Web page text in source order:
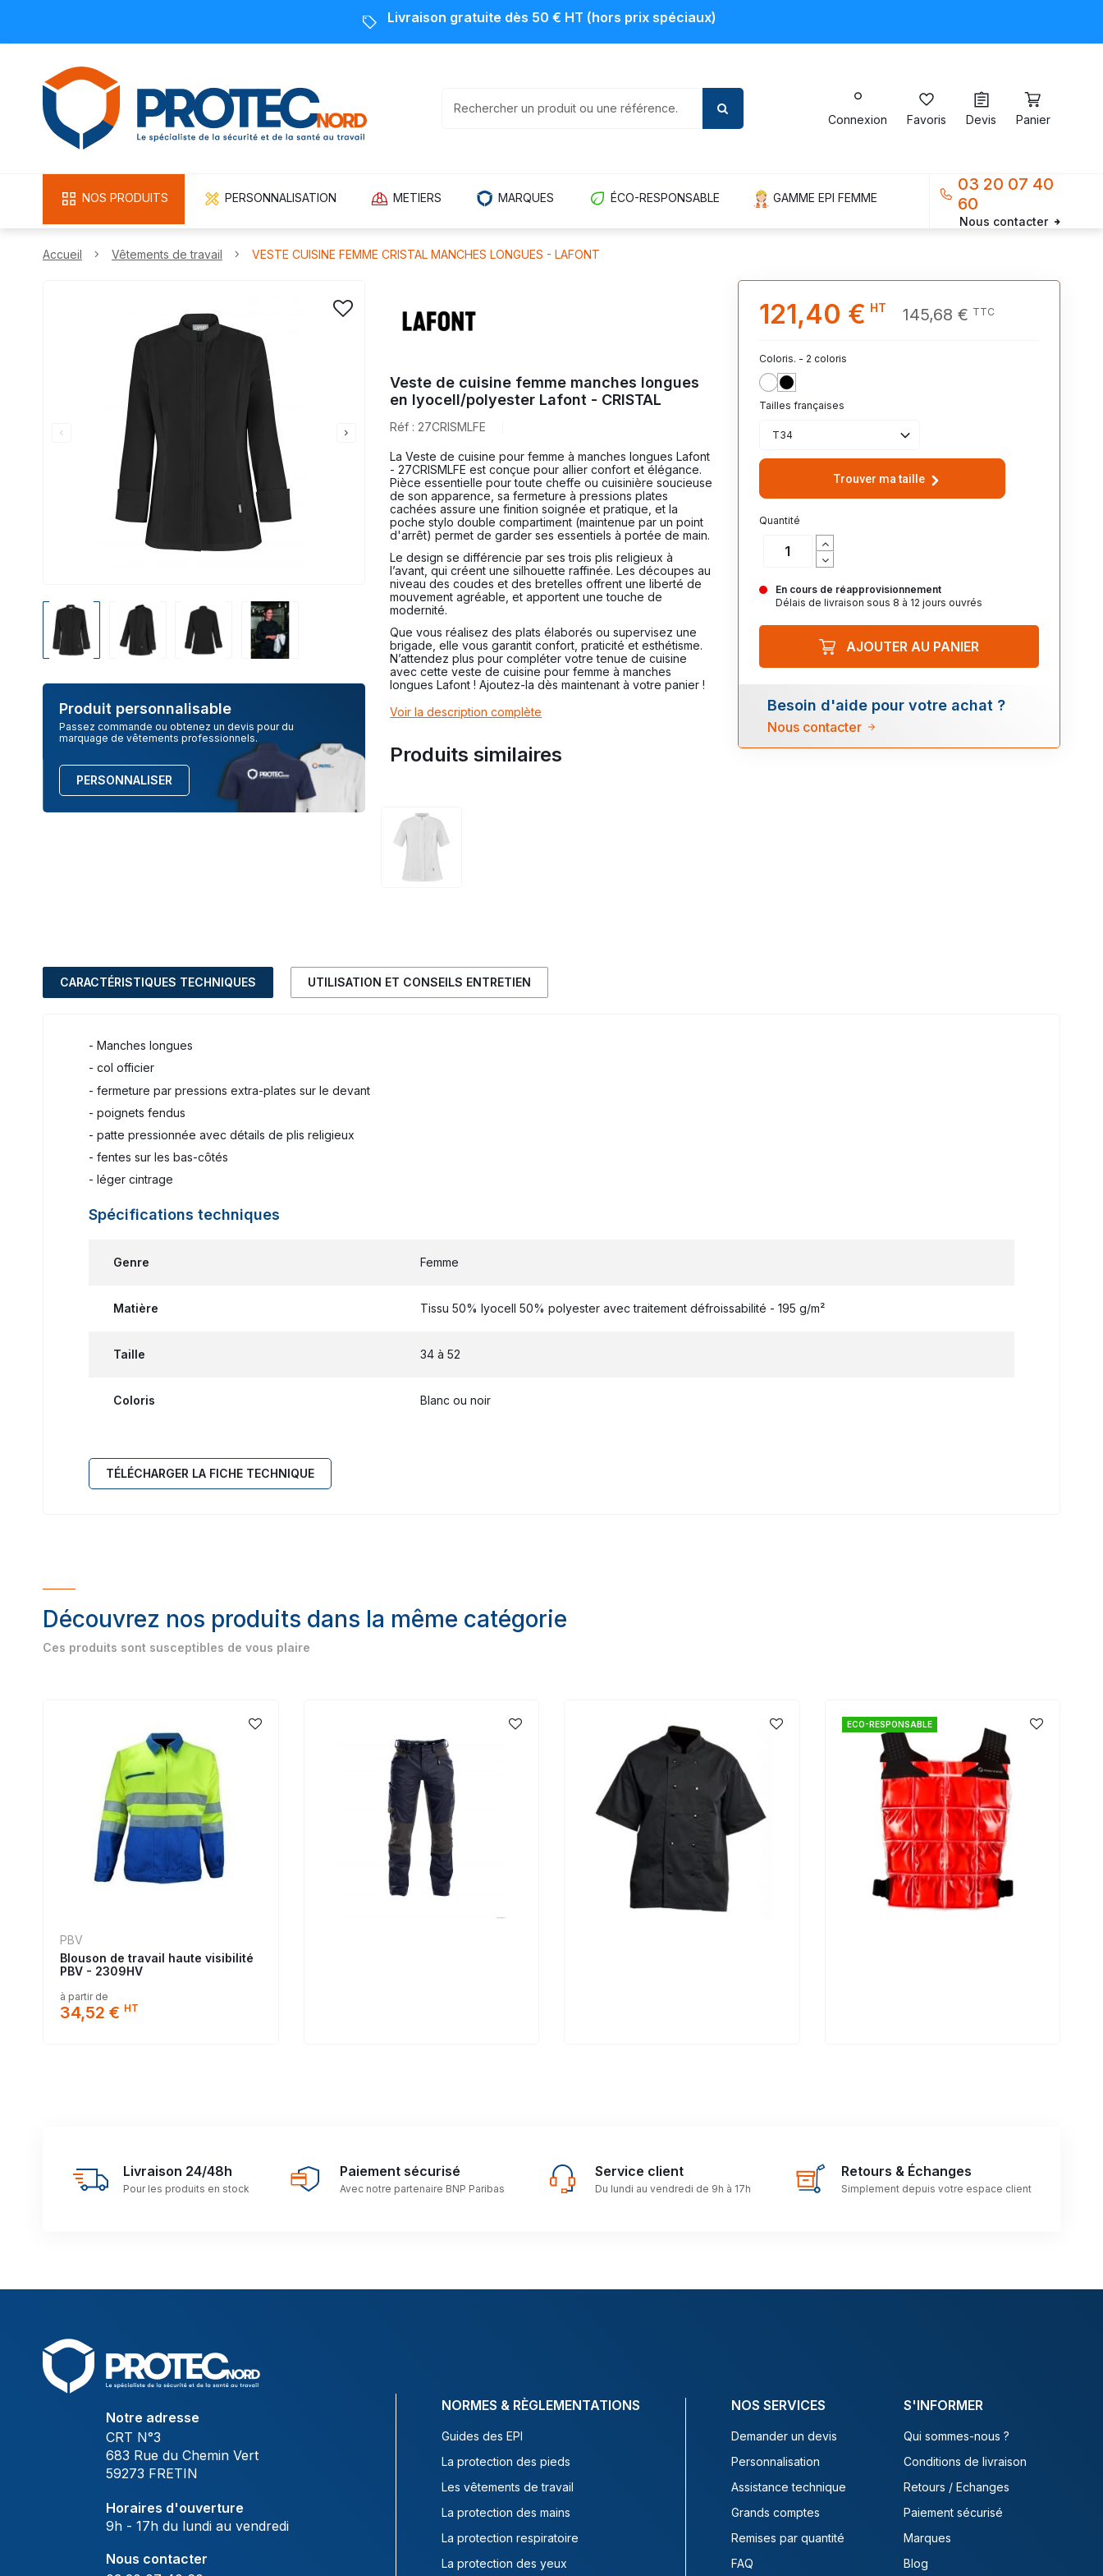
Livraison gratuite dès 50 € HT (hors prix spéciaux)
Connexion Favoris Devis Panier
NOS PRODUITS PERSONNALISATION METIERS MARQUES ÉCO-RESPONSABLE GAMME EPI FEMME
03 20 07 40
60
Nous contacter
Accueil Vêtements de travail VESTE CUISINE FEMME CRISTAL MANCHES LONGUES - LAFONT
Produit personnalisable
Passez commande ou obtenez un devis pour du
marquage de vêtements professionnels.
PERSONNALISER
Veste de cuisine femme manches longues
en lyocell/polyester Lafont - CRISTAL
Réf : 27CRISMLFE
La Veste de cuisine pour femme à manches longues Lafont
- 27CRISMLFE est conçue pour allier confort et élégance.
Pièce essentielle pour toute cheffe ou cuisinière soucieuse
de son apparence, sa fermeture à pressions plates
cachées assure une finition soignée et pratique, et la
poche stylo double compartiment (maintenue par un point
d'arrêt) permet de garder ses essentiels à portée de main.
Le design se différencie par ses trois plis religieux à
l’avant, qui créent une silhouette raffinée. Les découpes au
niveau des coudes et des bretelles offrent une liberté de
mouvement agréable, et apportent une touche de
modernité.
Que vous réalisez des plats élaborés ou supervisez une
brigade, elle vous garantit confort, praticité et esthétisme.
N’attendez plus pour compléter votre tenue de cuisine
avec cette veste de cuisine pour femme à manches
longues Lafont ! Ajoutez-la dès maintenant à votre panier !
Voir la description complète
Produits similaires
121,40 € HT 145,68 € TTC
Coloris. - 2 coloris
BLANCNOIR
Tailles françaises
T34
Trouver ma taille
Quantité
En cours de réapprovisionnement
Délais de livraison sous 8 à 12 jours ouvrés
AJOUTER AU PANIER
Besoin d'aide pour votre achat ?
Nous contacter
CARACTÉRISTIQUES TECHNIQUES UTILISATION ET CONSEILS ENTRETIEN
- Manches longues
- col officier
- fermeture par pressions extra-plates sur le devant
- poignets fendus
- patte pressionnée avec détails de plis religieux
- fentes sur les bas-côtés
- léger cintrage
Spécifications techniques
Genre Femme
Matière Tissu 50% lyocell 50% polyester avec traitement défroissabilité - 195 g/m²
Taille 34 à 52
Coloris Blanc ou noir
TÉLÉCHARGER LA FICHE TECHNIQUE
Découvrez nos produits dans la même catégorie
Ces produits sont susceptibles de vous plaire
PBV
Blouson de travail haute visibilité
PBV - 2309HV
à partir de
34,52 € HT
ECO-RESPONSABLE
Livraison 24/48h
Pour les produits en stock
Paiement sécurisé
Avec notre partenaire BNP Paribas
Service client
Du lundi au vendredi de 9h à 17h
Retours & Échanges
Simplement depuis votre espace client
Notre adresse
CRT N°3
683 Rue du Chemin Vert
59273 FRETIN
Horaires d'ouverture
9h - 17h du lundi au vendredi
Nous contacter
NORMES & RÈGLEMENTATIONS
Guides des EPI
La protection des pieds
Les vêtements de travail
La protection des mains
La protection respiratoire
La protection des yeux
NOS SERVICES
Demander un devis
Personnalisation
Assistance technique
Grands comptes
Remises par quantité
FAQ
S'INFORMER
Qui sommes-nous ?
Conditions de livraison
Retours / Echanges
Paiement sécurisé
Marques
Blog